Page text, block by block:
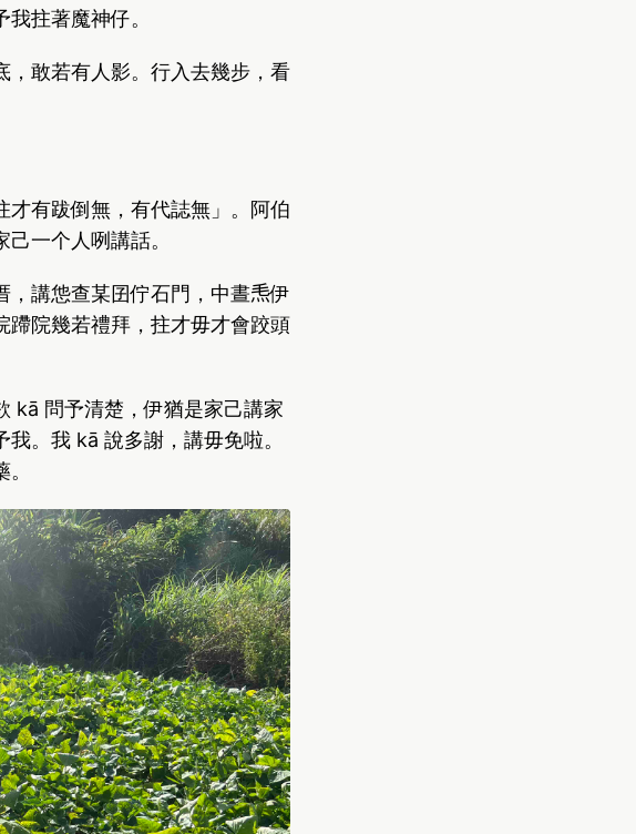
拄著魔神仔。
，敢若有人影。行入去幾步，看
有跋倒無，有代誌無」。阿伯
一个人咧講話。
講怹查某囝佇石門，中晝𤆬伊
蹛院幾若禮拜，拄才毋才會跤頭
kā 問予清楚，伊猶是家己講家
。我 kā 說多謝，講毋免啦。